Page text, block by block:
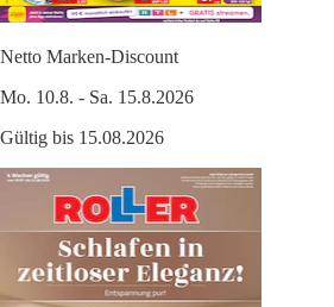
Netto Marken-Discount
Mo. 10.8. - Sa. 15.8.2026
Gültig bis 15.08.2026